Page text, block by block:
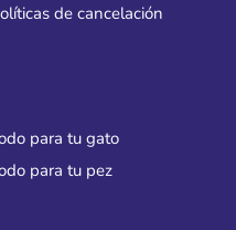
de cancelación
para tu gato
para tu pez